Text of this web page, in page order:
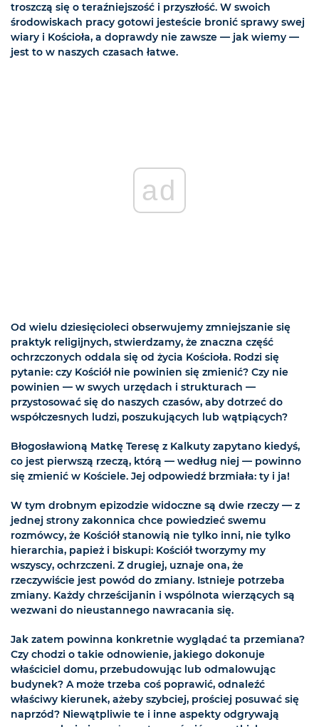
troszczą się o teraźniejszość i przyszłość. W swoich
środowiskach pracy gotowi jesteście bronić sprawy swej
wiary i Kościoła, a doprawdy nie zawsze — jak wiemy —
jest to w naszych czasach łatwe.
ad
Od wielu dziesięcioleci obserwujemy zmniejszanie się
praktyk religijnych, stwierdzamy, że znaczna część
ochrzczonych oddala się od życia Kościoła. Rodzi się
pytanie: czy Kościół nie powinien się zmienić? Czy nie
powinien — w swych urzędach i strukturach —
przystosować się do naszych czasów, aby dotrzeć do
współczesnych ludzi, poszukujących lub wątpiących?
Błogosławioną Matkę Teresę z Kalkuty zapytano kiedyś,
co jest pierwszą rzeczą, którą — według niej — powinno
się zmienić w Kościele. Jej odpowiedź brzmiała: ty i ja!
W tym drobnym epizodzie widoczne są dwie rzeczy — z
jednej strony zakonnica chce powiedzieć swemu
rozmówcy, że Kościół stanowią nie tylko inni, nie tylko
hierarchia, papież i biskupi: Kościół tworzymy my
wszyscy, ochrzczeni. Z drugiej, uznaje ona, że
rzeczywiście jest powód do zmiany. Istnieje potrzeba
zmiany. Każdy chrześcijanin i wspólnota wierzących są
wezwani do nieustannego nawracania się.
Jak zatem powinna konkretnie wyglądać ta przemiana?
Czy chodzi o takie odnowienie, jakiego dokonuje
właściciel domu, przebudowując lub odmalowując
budynek? A może trzeba coś poprawić, odnaleźć
właściwy kierunek, ażeby szybciej, prościej posuwać się
naprzód? Niewątpliwie te i inne aspekty odgrywają